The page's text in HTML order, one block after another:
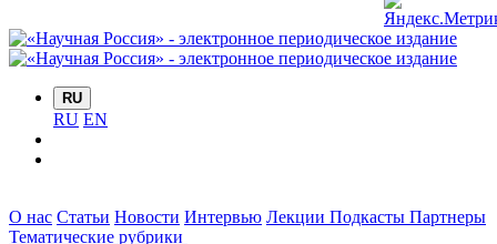
RU
RU EN
О нас Статьи Новости Интервью Лекции Подкасты Партнеры
Тематические рубрики